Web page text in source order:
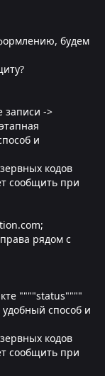
будем
записи ->
и
кодов
сообщить при
рядом с
""""status""""
способ и
кодов
сообщить при